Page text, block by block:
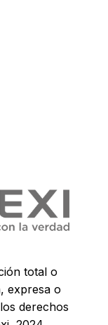
total o
expresa o
derechos